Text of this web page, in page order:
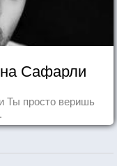
Сафарли
Ты просто веришь